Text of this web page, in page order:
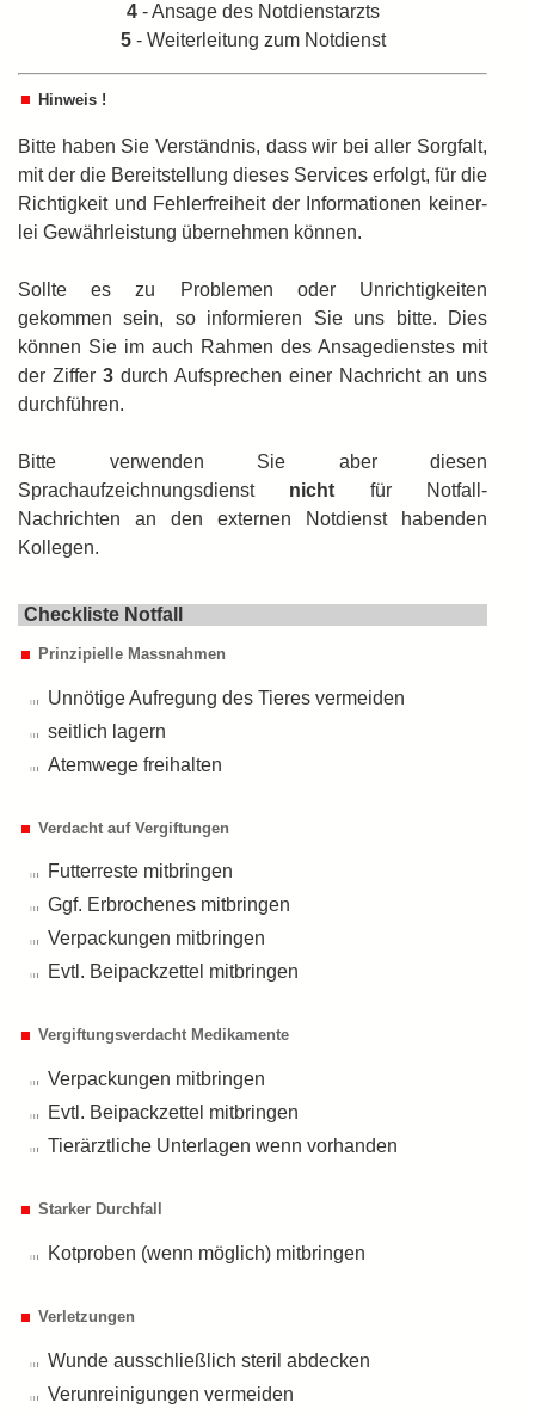
4- Ansage des Notdienstarzts
5- Weiterleitung zum Notdienst
Hinweis !
Bitte haben Sie Verständnis, dass wir bei aller Sorgfalt,
mit der die Bereitstellung dieses Services erfolgt, für die
Richtigkeit und Fehlerfreiheit der Informationen keiner­
lei Gewährleistung übernehmen können.
Sollte es zu Problemen oder Unrichtigkeiten
gekommen sein, so informieren Sie uns bitte. Dies
können Sie im auch Rahmen des Ansagedienstes mit
der Ziffer 3 durch Auf­sprechen einer Nachricht an uns
durch­führen.
Bitte verwenden Sie aber diesen
Sprachaufzeichnungsdienst nicht für Notfall-
Nachrichten an den externen Notdienst habenden
Kollegen.
Checkliste Notfall
Prinzipielle Massnahmen
Unnötige Aufregung des Tieres vermeiden
seitlich lagern
Atemwege freihalten
Verdacht auf Vergiftungen
Futterreste mitbringen
Ggf. Erbrochenes mitbringen
Verpackungen mitbringen
Evtl. Beipackzettel mitbringen
Vergiftungsverdacht Medikamente
Verpackungen mitbringen
Evtl. Beipackzettel mitbringen
Tierärztliche Unterlagen wenn vorhanden
Starker Durchfall
Kotproben (wenn möglich) mitbringen
Verletzungen
Wunde ausschließlich steril abdecken
Verunreinigungen vermeiden